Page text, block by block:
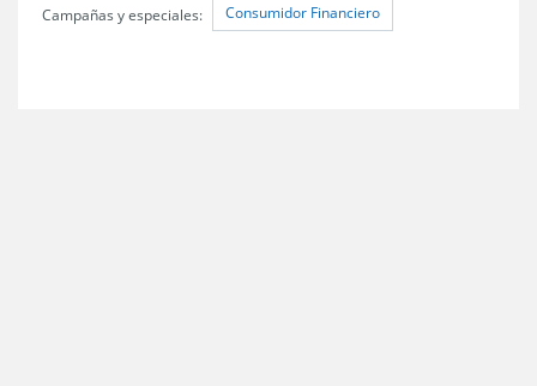
Campañas y especiales: Consumidor Financiero